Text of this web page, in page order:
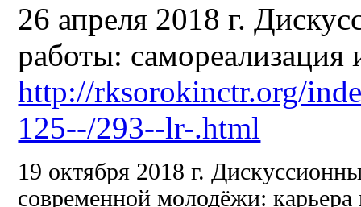
26 апреля 2018 г.
работы: самореализация
http://rksorokinctr.org/
125--/293--lr-.html
19 октября 2018 г.
современной молодёжи: карьера